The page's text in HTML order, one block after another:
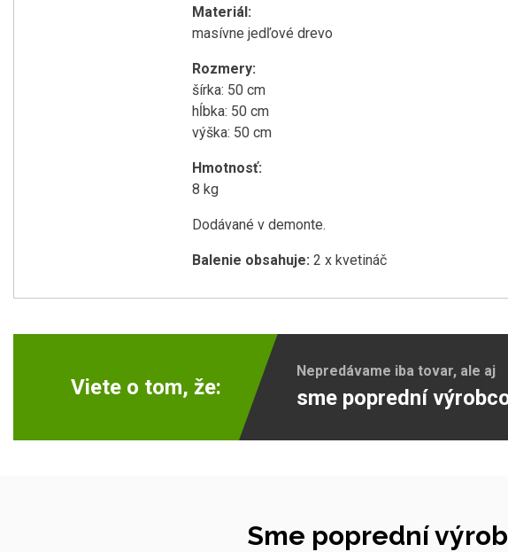
Materiál:
masívne jedľové drevo
Rozmery:
šírka: 50 cm
hĺbka: 50 cm
výška: 50 cm
Hmotnosť:
8 kg
Dodávané v demonte.
Balenie obsahuje: 2 x kvetináč
Viete o tom, že:
Nepredávame iba tovar, ale aj
sme poprední
Sme poprední